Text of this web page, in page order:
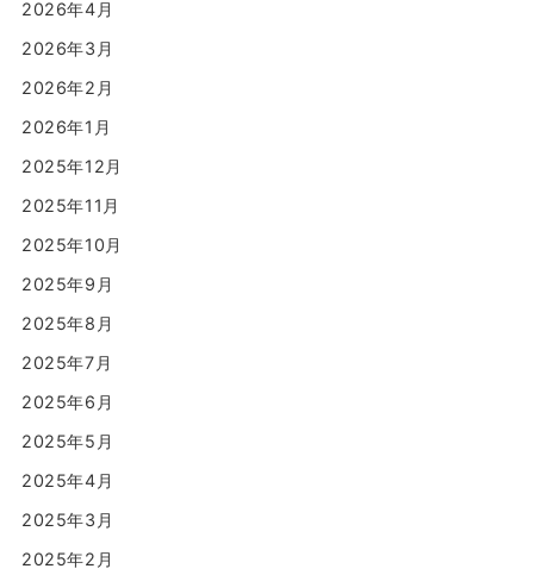
2026年4月
2026年3月
2026年2月
2026年1月
2025年12月
2025年11月
2025年10月
2025年9月
2025年8月
2025年7月
2025年6月
2025年5月
2025年4月
2025年3月
2025年2月